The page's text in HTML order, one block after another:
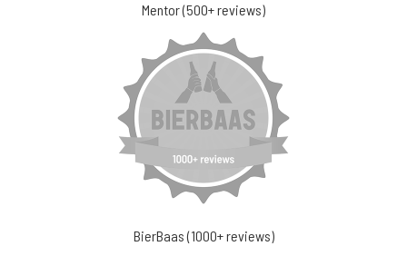
Mentor (500+ reviews)
BierBaas (1000+ reviews)